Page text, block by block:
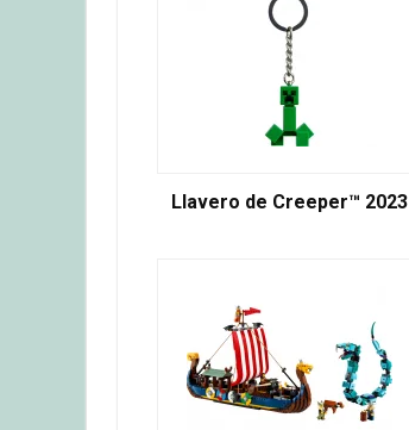
Llavero de Creeper™ 2023